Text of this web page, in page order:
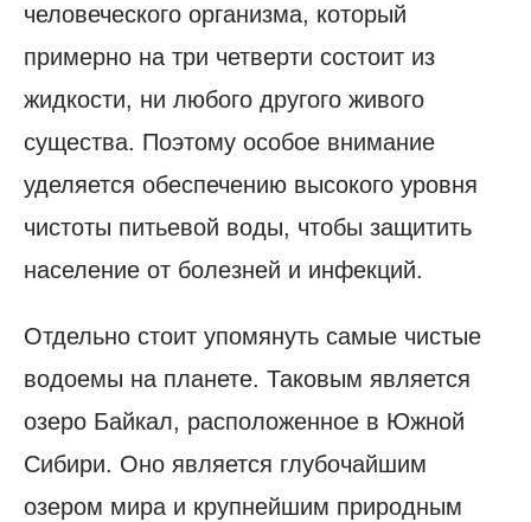
человеческого организма, который
примерно на три четверти состоит из
жидкости, ни любого другого живого
существа. Поэтому особое внимание
уделяется обеспечению высокого уровня
чистоты питьевой воды, чтобы защитить
население от болезней и инфекций.
Отдельно стоит упомянуть самые чистые
водоемы на планете. Таковым является
озеро Байкал, расположенное в Южной
Сибири. Оно является глубочайшим
озером мира и крупнейшим природным